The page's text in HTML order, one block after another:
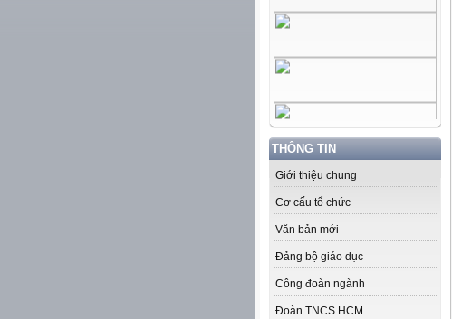
THÔNG TIN
Giới thiệu chung
Cơ cấu tổ chức
Văn bản mới
Đảng bộ giáo dục
Công đoàn ngành
Đoàn TNCS HCM